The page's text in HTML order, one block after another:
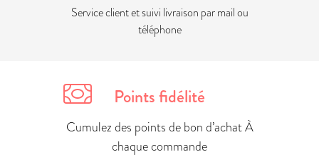
Service client et suivi livraison par mail ou
téléphone
Points fidélité
Cumulez des points de bon d’achat À
chaque commande